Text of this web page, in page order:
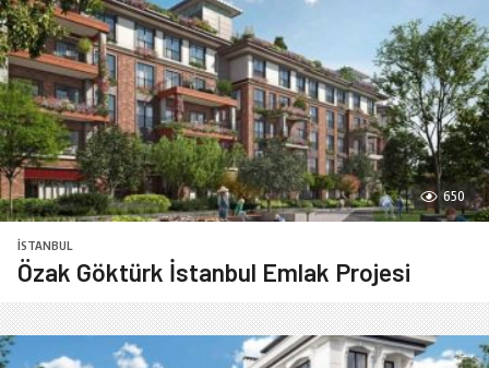
650
İSTANBUL
Özak Göktürk İstanbul Emlak Projesi